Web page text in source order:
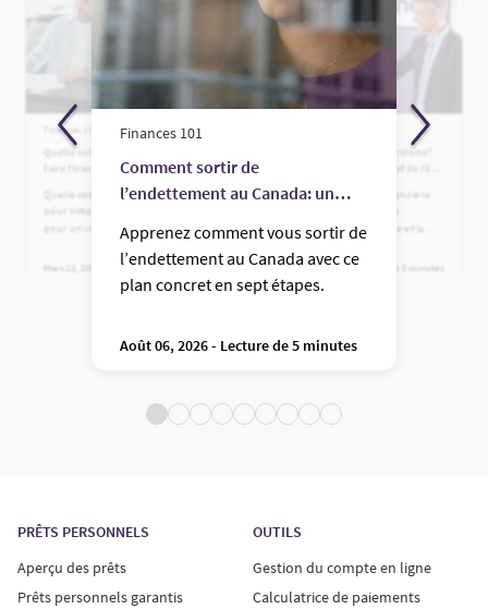
Finances 101
Quelle cote de crédit faut-il pour
faire financer une voiture au
Quelle cote de crédit faut-il avoir
pour obtenir du financement
pour un véhicule au Canada?
Apprenez quelles cotes
permettent d’obtenir une
approbation, comment votre cote
influence le taux d’intérêt qui
ayant un mauvais dossier de
Mars 12, 2026 - Lecture de 3 minutes
Finances 101
Comment sortir de
l’endettement au Canada: un
Apprenez comment vous sortir de
l’endettement au Canada avec ce
plan concret en sept étapes.
Août 06, 2026 - Lecture de 5 minutes
Qui est la Financière Fairstone?
Un guide complet du chef de file
des prêts aux clients de quasi
premier ordre au Canada
Découvrez qui est la Financière
financement qu’elle offre et la
Canadiens et les Canadiennes
font confiance à ce chef de file
des prêts aux clients de quasi
Juillet 24, 2026 - Lecture de 5 minutes
PRÊTS PERSONNELS
Aperçu des prêts
Prêts personnels garantis
OUTILS
Gestion du compte en ligne
Calculatrice de paiements